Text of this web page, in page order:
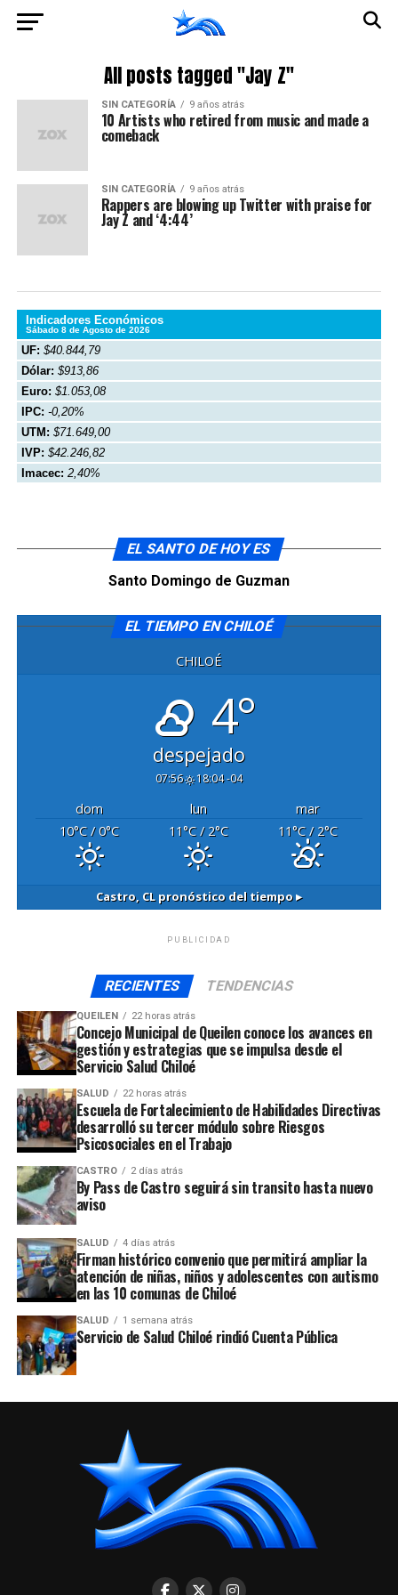
All posts tagged "Jay Z"
SIN CATEGORÍA 9 años atrás
10 Artists who retired from music and made a
comeback
SIN CATEGORÍA 9 años atrás
Rappers are blowing up Twitter with praise for
Jay Z and ‘4:44’
Indicadores Económicos
Sábado 8 de Agosto de 2026
UF: $40.844,79
Dólar: $913,86
Euro: $1.053,08
IPC: -0,20%
UTM: $71.649,00
IVP: $42.246,82
Imacec: 2,40%
EL SANTO DE HOY ES
Santo Domingo de Guzman
EL TIEMPO EN CHILOÉ
CHILOÉ
4°
despejado
07:56 18:04 -04
dom lun
mar
10°C/ 0°C 11°C/ 2°C 11°C/ 2°C
Castro, CLpronóstico del tiempo ▸
PUBLICIDAD
RECIENTES TENDENCIAS
QUEILEN 22 horas atrás
Concejo Municipal de Queilen conoce los avances en
gestión y estrategias que se impulsa desde el
Servicio Salud Chiloé
SALUD 22 horas atrás
Escuela de Fortalecimiento de Habilidades Directivas
desarrolló su tercer módulo sobre Riesgos
Psicosociales en el Trabajo
CASTRO 2 días atrás
By Pass de Castro seguirá sin transito hasta nuevo
aviso
SALUD 4 días atrás
Firman histórico convenio que permitirá ampliar la
atención de niñas, niños y adolescentes con autismo
en las 10 comunas de Chiloé
SALUD 1 semana atrás
Servicio de Salud Chiloé rindió Cuenta Pública